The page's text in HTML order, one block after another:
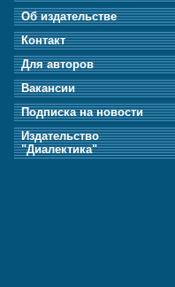
Об издательстве
Контакт
Для авторов
Вакансии
Подписка на новости
Издательство
"Диалектика"